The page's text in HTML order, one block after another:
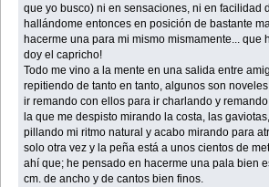
que yo busco) ni en sensaciones, ni en facilidad
hallándome entonces en posición de bastante
hacerme una para mi mismo mismamente... que
doy el capricho!
Todo me vino a la mente en una salida entre
repitiendo de tanto en tanto, algunos son
ir remando con ellos para ir charlando y
la que me despisto mirando la costa, las
pillando mi ritmo natural y acabo mirando para
solo otra vez y la peña está a unos cientos de
ahí que; he pensado en hacerme una pala bien
cm. de ancho y de cantos bien finos.